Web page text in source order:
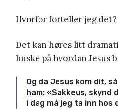
Hvorfor forteller jeg det?
Det kan høres litt
huske på hvordan Jesus
Og da Jesus kom dit,
ham: «Sakkeus, skynd
i dag må jeg ta inn hos